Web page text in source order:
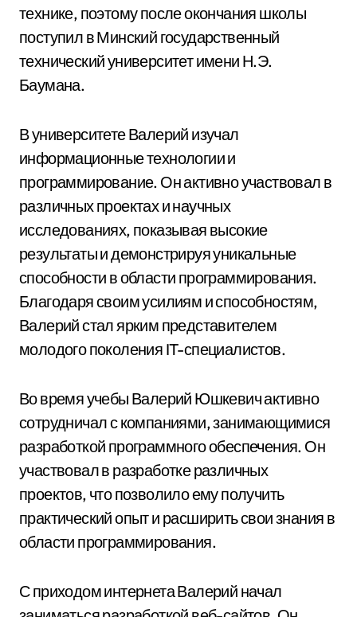
технике, поэтому после окончания школы
поступил в Минский государственный
технический университет имени Н.Э.
Баумана.
В университете Валерий изучал
информационные технологии и
программирование. Он активно участвовал в
различных проектах и научных
исследованиях, показывая высокие
результаты и демонстрируя уникальные
способности в области программирования.
Благодаря своим усилиям и способностям,
Валерий стал ярким представителем
молодого поколения IT-специалистов.
Во время учебы Валерий Юшкевич активно
сотрудничал с компаниями, занимающимися
разработкой программного обеспечения. Он
участвовал в разработке различных
проектов, что позволило ему получить
практический опыт и расширить свои знания в
области программирования.
С приходом интернета Валерий начал